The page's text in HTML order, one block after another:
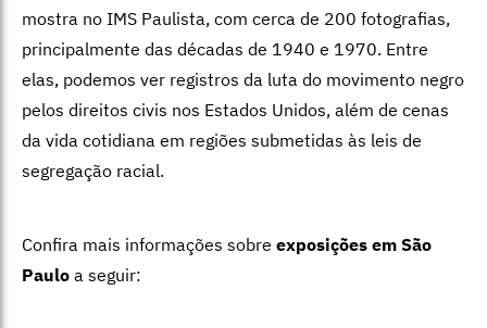
mostra no IMS Paulista, com cerca de 200 fotografias,
principalmente das décadas de 1940 e 1970. Entre
elas, podemos ver registros da luta do movimento negro
pelos direitos civis nos Estados Unidos, além de cenas
da vida cotidiana em regiões submetidas às leis de
segregação racial.
Confira mais informações sobre exposições em São
Paulo a seguir: